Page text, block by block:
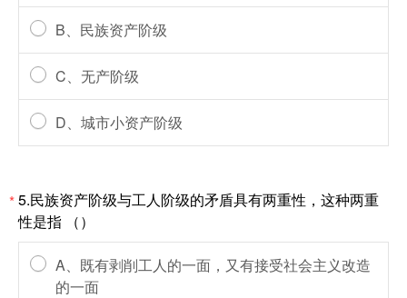
B、民族资产阶级
C、无产阶级
D、城市小资产阶级
*5.民族资产阶级与工人阶级的矛盾具有两重性，这种两重
性是指 （）
A、既有剥削工人的一面，又有接受社会主义改造
的一面